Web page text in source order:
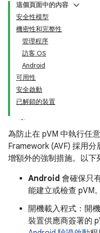
這個頁面中的內容
安全性模型
機密性和完整性
管理程序
訪客 OS
Android
可用性
安全啟動
已解鎖的裝置
為防止在 pVM 中執行任
Framework (AVF) 採用
增額外的強制措施。以下
Android 會確保只
能建立或檢查 pVM。
開機載入程式：開
裝置供應商簽署的